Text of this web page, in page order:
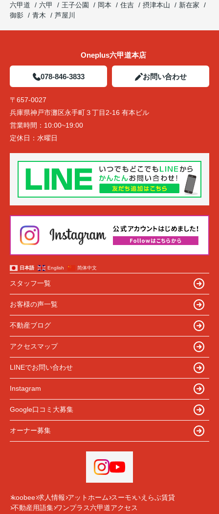
六甲道
六甲 王子公園 岡本 住吉 摂津本山
新在家
御影
青木 芦屋川
Oneplus六甲道本店
078-846-3833 お問い合わせ
〒657-0027
兵庫県神戸市灘区永手町３丁目2-16 有本ビル
営業時間： 10:00~19:00
定休日： 水曜日
日本語 English 简体中文
スタッフ一覧
お客様の声一覧
不動産ブログ
アクセスマップ
LINEでお問い合わせ
Instagram
Google口コミ大募集
オーナー募集
koobee 求人情報 アットホーム スーモ いえらぶ賃貸
不動産用語集 ワンプラス六甲道アクセス